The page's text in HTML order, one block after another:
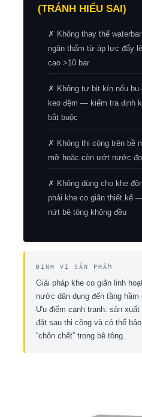
(TRÁNH HIỂU SAI)
✗ Không thay thế
ngăn thấm từ áp lực đẩy
cao >10 bar
✗ Không tự bịt kín nếu
keo đệm — kiểm tra định
bắt buộc
✗ Không thi công trên bề
mỡ hoặc còn ướt nước
✗ Không dùng cho khe
phải khe co giãn thiết kế
nứt bê tông không đều
ĐỊNH VỊ SẢN PHẨM
Giải pháp khe co giãn linh
nước dân dụng đến tầng hầm
Ưu điểm cạnh tranh: sản
đặt sau thi công và có thể
“chôn chết” trong bê tông.